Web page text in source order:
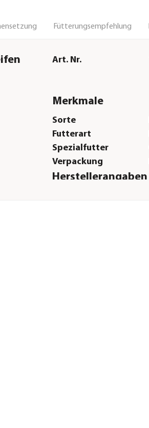
Fütterungsempfehlung
Art. Nr.
Merkmale
Sorte
Futterart
Spezialfutter
Verpackung
Herstellerangaben